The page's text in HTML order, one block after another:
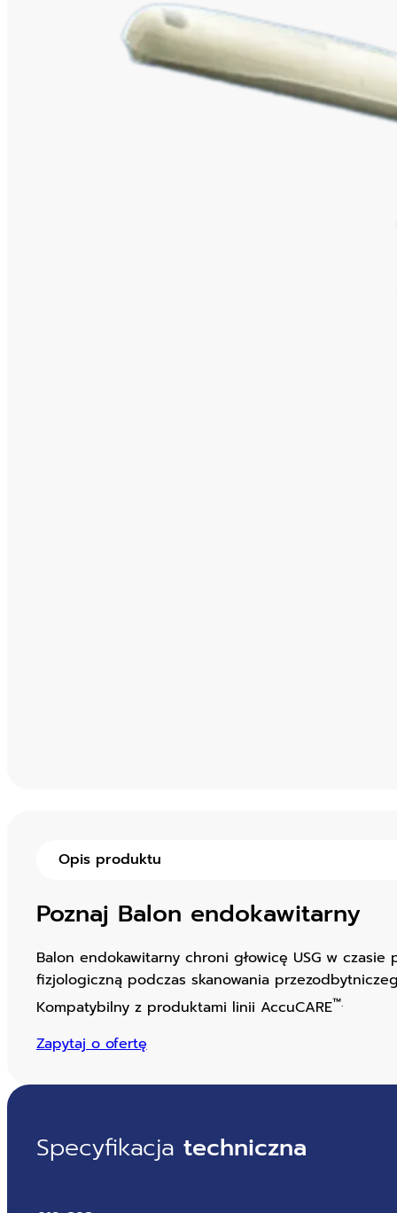
Opis produktu
Poznaj Balon endokawitarny
Balon endokawitarny chroni głowicę USG w
fizjologiczną podczas skanowania
Kompatybilny z produktami linii AccuCARE™.
Zapytaj o ofertę
Specyfikacja techniczna